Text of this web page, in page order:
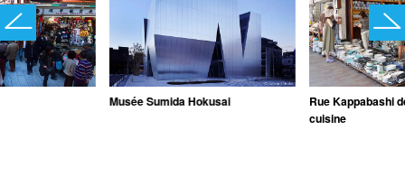
Musée Sumida Hokusai
Rue Kappabashi
cuisine